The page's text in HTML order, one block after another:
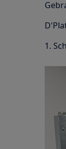
1.